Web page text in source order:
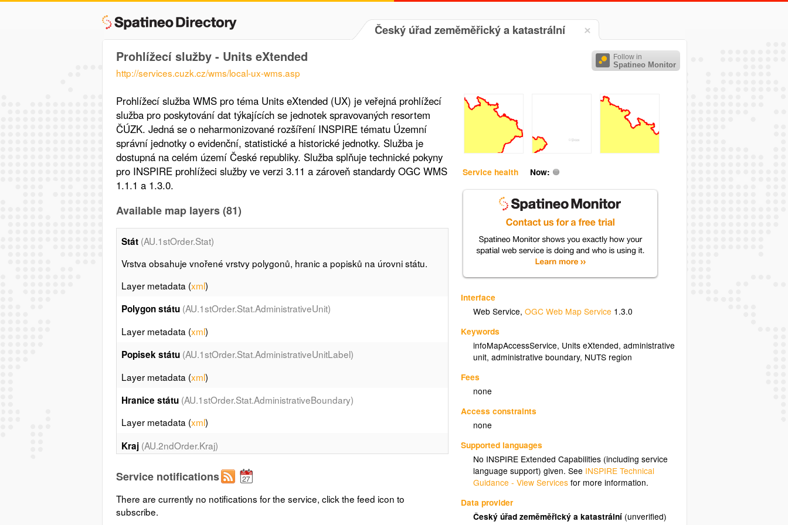
Český úřad zeměměřický a katastrální
Follow in
Spatineo Monitor
Prohlížecí služby - Units eXtended
http://services.cuzk.cz/wms/local-ux-wms.asp
Service health Now:
Interface
Web Service,OGC Web Map Service 1.3.0
Keywords
infoMapAccessService, Units eXtended,administrative
unit,administrative boundary, NUTS region
Fees
none
Access constraints
none
Supported languages
No INSPIRE Extended Capabilities (including service
language support) given. See INSPIRE Technical
Guidance - View Services for more information.
Data provider
Český úřad zeměměřický a katastrální (unverified)
Prohlížecí služba WMS pro téma Units eXtended (UX) je veřejná prohlížecí
služba pro poskytování dat týkajících se jednotek spravovaných resortem
ČÚZK. Jedná se o neharmonizované rozšíření INSPIRE tématu Územní
správní jednotky o evidenční, statistické a historické jednotky. Služba je
dostupná na celém území České republiky. Služba splňuje technické pokyny
pro INSPIRE prohlížeci služby ve verzi 3.11 a zároveň standardy OGC WMS
1.1.1 a 1.3.0.
Available map layers (81)
Stát (AU.1stOrder.Stat)
Vrstva obsahuje vnořené vrstvy polygonů, hranic a popisků na úrovni státu.
Layer metadata (xml)
Polygon státu (AU.1stOrder.Stat.AdministrativeUnit)
Layer metadata (xml)
Popisek státu (AU.1stOrder.Stat.AdministrativeUnitLabel)
Layer metadata (xml)
Hranice státu (AU.1stOrder.Stat.AdministrativeBoundary)
Layer metadata (xml)
Kraj (AU.2ndOrder.Kraj)
Vrstva obsahuje vnořené vrstvy polygonů, hranic a popisků na úrovni krajů.
Polygon kraje
Service notifications
There are currently no notifications for the service, click the feed icon to
subscribe.